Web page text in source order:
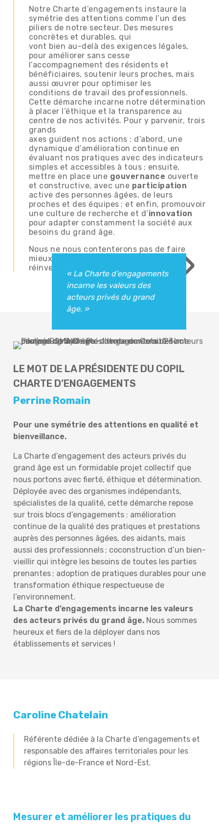
Notre Charte d’engagements instaure la
symétrie des attentions comme l’un des
piliers de notre secteur. Des mesures
concrètes et durables, qui
vont bien au-delà des exigences légales,
pour améliorer sans cesse
l’accompagnement des résidents et
bénéficiaires, soutenir leurs proches, mais
aussi œuvrer pour optimiser les
conditions de travail des professionnels.
Cette démarche incarne notre détermination
à placer l’éthique et la transparence au
centre de nos activités. Pour y parvenir, trois
grands
axes guident nos actions : d’abord, une
dynamique d’amélioration continue en
évaluant nos pratiques avec des indicateurs
simples et accessibles à tous ; ensuite,
mettre en place une gouvernance ouverte
et constructive, avec une participation
active des personnes âgées, de leurs
proches et des équipes ; et enfin, promouvoir
une culture de recherche et d’innovation
pour adapter constamment la société aux
besoins du grand âge.
Nous ne nous contenterons pas de faire
mieux, nous nous engageons à nous
réinventer en profondeur.
»
« La Charte d’engagements
incarne les valeurs des
acteurs privés du grand
âge. »
LE MOT DE LA PRÉSIDENTE DU COPIL
CHARTE D’ENGAGEMENTS
Perrine Romain
Pour une symétrie des attentions en qualité et
bienveillance.
La Charte d’engagement des acteurs privés du
grand âge est un formidable projet collectif que
nous portons avec fierté, éthique et détermination.
Déployée avec des organismes indépendants,
spécialistes de la qualité, cette démarche repose
sur trois blocs d’engagements : amélioration
continue de la qualité des pratiques et prestations
auprès des personnes âgées, des aidants, mais
aussi des professionnels ; coconstruction d’un bien-
vieillir qui intègre les besoins de toutes les parties
prenantes ; adoption de pratiques durables pour une
transformation éthique respectueuse de
l’environnement.
La Charte d’engagements incarne les valeurs
des acteurs privés du grand âge.Nous sommes
heureux et fiers de la déployer dans nos
établissements et services !
Caroline Chatelain
Référente dédiée à la Charte d’engagements et
responsable des affaires territoriales pour les
régions Île-de-France et Nord-Est.
Mesurer et améliorer les pratiques du